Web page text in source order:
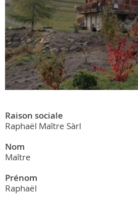
Raison sociale
Raphaël Maître Sàrl
Nom
Maître
Prénom
Raphaël